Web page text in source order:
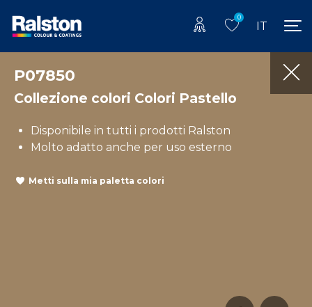
0
IT
P07850
Collezione colori Colori Pastello
Disponibile in tutti i prodotti Ralston
Molto adatto anche per uso esterno
Metti sulla mia paletta colori